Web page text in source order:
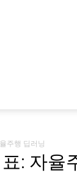
주행 딥러닝
: 자율